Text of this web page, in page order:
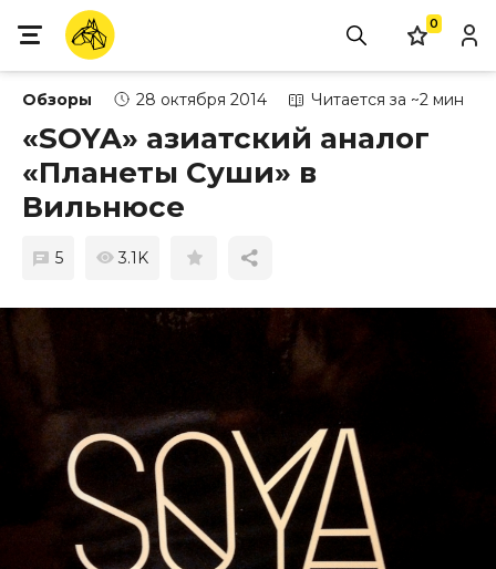
0
Обзоры 28 октября 2014 Читается за ~2 мин
«SOYA» азиатский аналог
«Планеты Суши» в
Вильнюсе
5 3.1K